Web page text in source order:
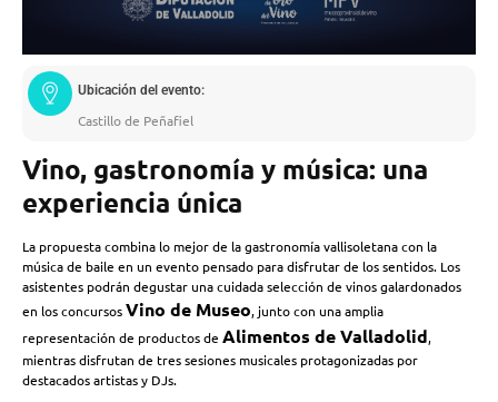
Ubicación del evento:
Castillo de Peñafiel
Vino, gastronomía y música: una
experiencia única
La propuesta combina lo mejor de la gastronomía vallisoletana con la
música de baile en un evento pensado para disfrutar de los sentidos. Los
asistentes podrán degustar una cuidada selección de vinos galardonados
en los concursosVino de Museo, junto con una amplia
representación de productos de Alimentos de Valladolid,
mientras disfrutan de tres sesiones musicales protagonizadas por
destacados artistas y DJs.